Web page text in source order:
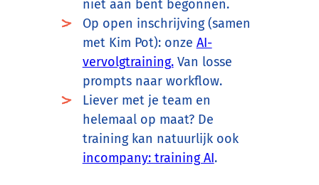
niet aan bent begonnen.
Op open inschrijving (samen
met Kim Pot): onze AI-
vervolgtraining.Van losse
prompts naar workflow.
Liever met je team en
helemaal op maat? De
training kan natuurlijk ook
incompany: training AI.